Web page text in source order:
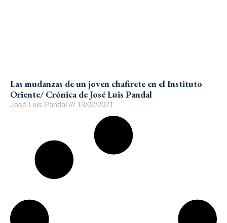
Las mudanzas de un joven chafirete en el Instituto
Oriente/ Crónica de José Luis Pandal
José Luis Pandal 13/02/2021